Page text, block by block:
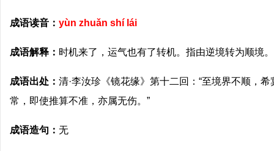
成语读音： yùn zhuǎn shí lái
成语解释： 时机来了，运气也有了转机。指由逆境转为顺境。
成语出处： 清·李汝珍《镜花缘》第十二回：“至境界不顺，
常，即使推算不准，亦属无伤。”
成语造句： 无